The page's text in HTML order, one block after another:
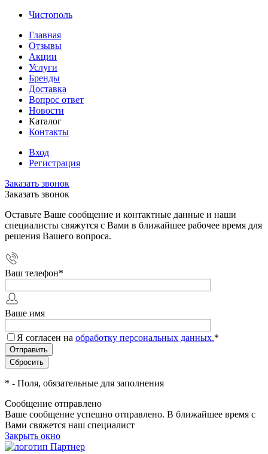
Чистополь
Главная
Отзывы
Акции
Услуги
Бренды
Доставка
Вопрос ответ
Новости
Каталог
Контакты
Вход
Регистрация
Заказать звонок
Заказать звонок
Оставьте Ваше сообщение и контактные данные и наши
специалисты свяжутся с Вами в ближайшее рабочее время для
решения Вашего вопроса.
Ваш телефон*
Ваше имя
Я согласен на обработку персональных данных.*
* - Поля, обязательные для заполнения
Сообщение отправлено
Ваше сообщение успешно отправлено. В ближайшее время с
Вами свяжется наш специалист
Закрыть окно